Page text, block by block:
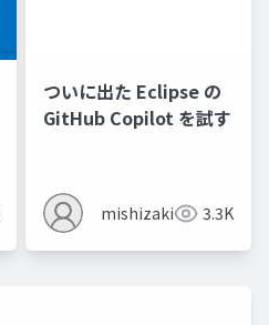
ついに出た Eclipse の
GitHub Copilot を試す
mishizaki 3.3K